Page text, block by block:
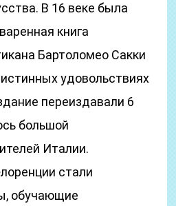
В 16 веке была
книга
Бартоломео Сакки
удовольствиях
переиздавали 6
большой
Италии.
стали
обучающие